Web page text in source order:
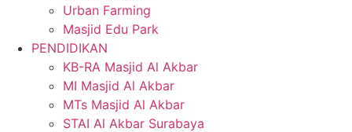
Urban Farming
Masjid Edu Park
PENDIDIKAN
KB-RA Masjid Al Akbar
MI Masjid Al Akbar
MTs Masjid Al Akbar
STAI Al Akbar Surabaya